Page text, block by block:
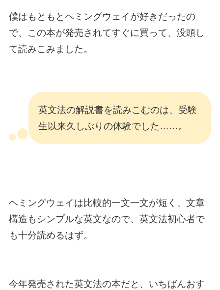
僕はもともとヘミングウェイが好きだったの
で、この本が発売されてすぐに買って、没頭し
て読みこみました。
英文法の解説書を読みこむのは、受験
生以来久しぶりの体験でした……。
ヘミングウェイは比較的一文一文が短く、文章
構造もシンプルな英文なので、英文法初心者で
も十分読めるはず。
今年発売された英文法の本だと、いちばんおす